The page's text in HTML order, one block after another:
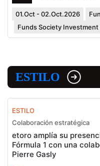
01.Oct - 02.Oct.2026
Funds Society Investment
ESTILO
ESTILO
Colaboración estratégica
etoro amplía su
Fórmula 1 con una
Pierre Gasly